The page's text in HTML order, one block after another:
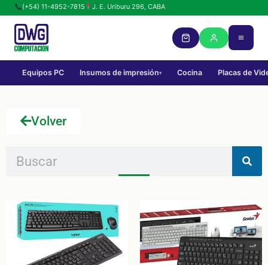
(+54) 11-4952-7815 J. E. Uriburu 296, CABA
Equipos PC Insumos de impresión▾ Cocina Placas de
Volver